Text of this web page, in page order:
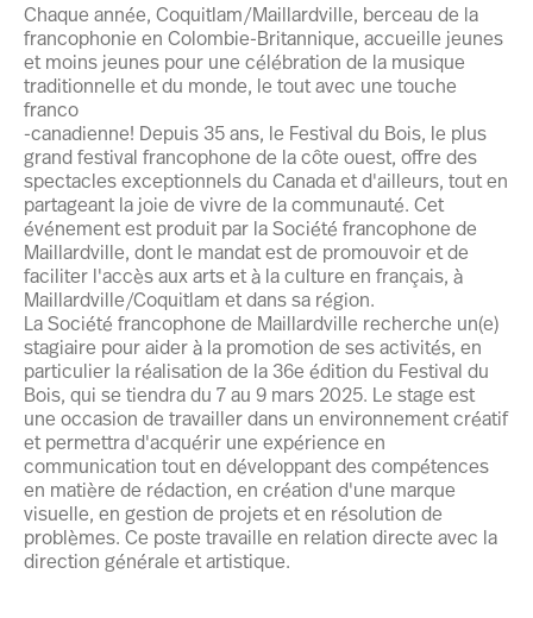
Chaque année, Coquitlam/Maillardville, berceau de la
francophonie en Colombie-Britannique, accueille jeunes
et moins jeunes pour une célébration de la musique
traditionnelle et du monde, le tout avec une touche
franco
-canadienne! Depuis 35 ans, le Festival du Bois, le plus
grand festival francophone de la côte ouest, offre des
spectacles exceptionnels du Canada et d'ailleurs, tout en
partageant la joie de vivre de la communauté. Cet
événement est produit par la Société francophone de
Maillardville, dont le mandat est de promouvoir et de
faciliter l'accès aux arts et à la culture en français, à
Maillardville/Coquitlam et dans sa région.
La Société francophone de Maillardville recherche un(e)
stagiaire pour aider à la promotion de ses activités, en
particulier la réalisation de la 36e édition du Festival du
Bois, qui se tiendra du 7 au 9 mars 2025. Le stage est
une occasion de travailler dans un environnement créatif
et permettra d'acquérir une expérience en
communication tout en développant des compétences
en matière de rédaction, en création d'une marque
visuelle, en gestion de projets et en résolution de
problèmes. Ce poste travaille en relation directe avec la
direction générale et artistique.